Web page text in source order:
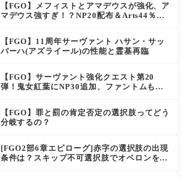
【FGO】メフィストとアマデウスが強化、ア
マデウス強すぎ！？NP20配布＆Arts44％強
【FGO】11周年サーヴァント ハサン・サッ
バーハ(アズライール)の性能と霊基再臨
【FGO】サーヴァント強化クエスト第20
弾！鬼女紅葉にNP30追加、ファントムも大
【FGO】罪と罰の肯定否定の選択肢ってどう
分岐するの？
[FGO2部6章エピローグ]赤字の選択肢の出現
条件は？スキップ不可選択肢でオベロンを疑